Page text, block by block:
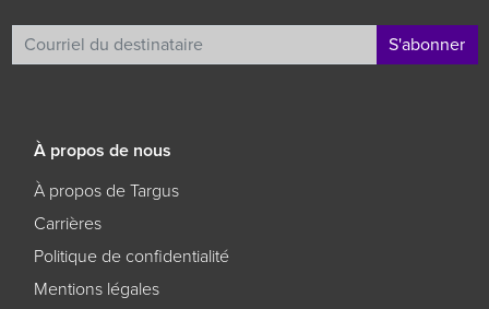
S'abonner
À propos de nous
À propos de Targus
Carrières
Politique de confidentialité
Mentions légales